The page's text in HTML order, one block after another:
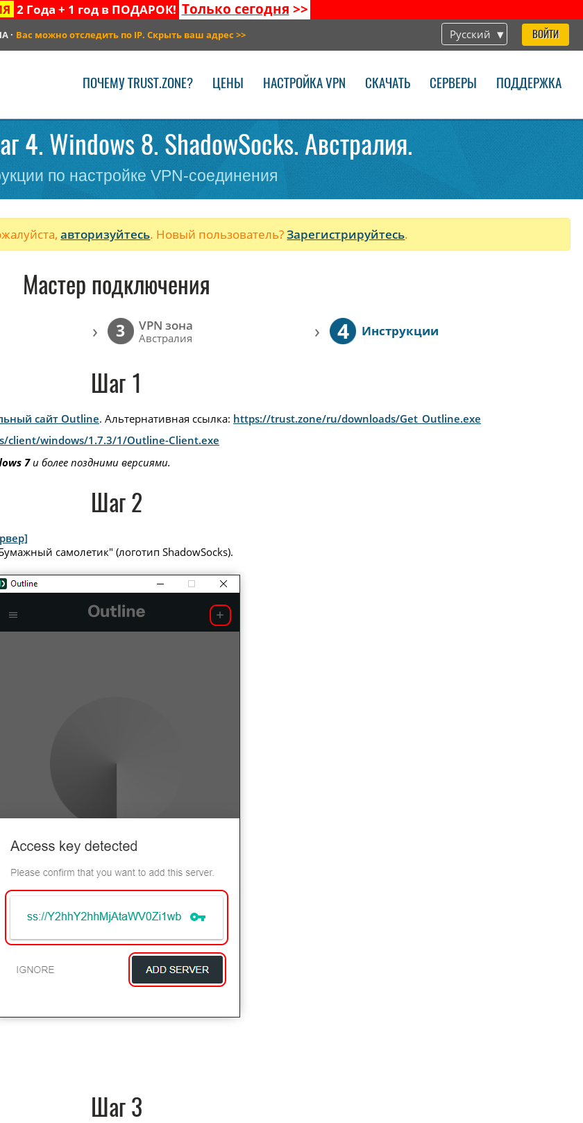
2 Года + 1 год в ПОДАРОК! Только сегодня >>
Русский ВОЙТИ
· Вас можно отследить по IP. Скрыть ваш адрес >>
ПОЧЕМУ TRUST.ZONE? ЦЕНЫ НАСТРОЙКА VPN СКАЧАТЬ СЕРВЕРЫ ПОДДЕРЖКА
4. Windows 8. ShadowSocks. Австралия.
по настройке VPN-соединения
авторизуйтесь. Новый пользователь?Зарегистрируйтесь.
Мастер подключения
› 3 VPN зона
Австралия › 4 Инструкции
Шаг 1
сайт Outline. Альтернативная ссылка: https://trust.zone/ru/downloads/Get_Outline.exe
client/windows/1.7.3/1/Outline-Client.exe
7и более поздними версиями.
Шаг 2
самолетик" (логотип ShadowSocks).
Шаг 3